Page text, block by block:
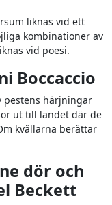
liknas vid ett
kombinationer av
vid poesi.
Boccaccio
pestens härjningar
ut till landet där de
kvällarna berättar
dör och
Beckett